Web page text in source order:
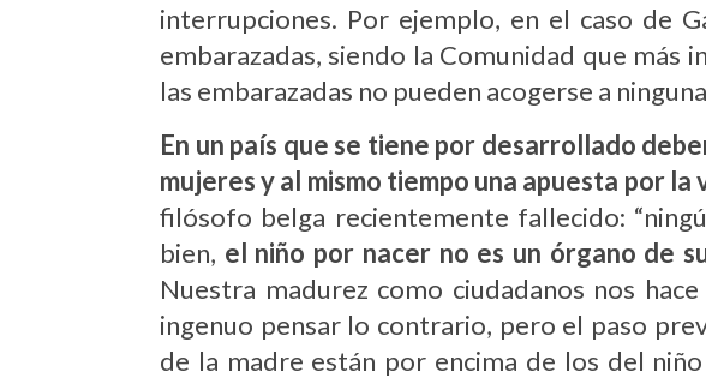
interrupciones. Por ejemplo, en el caso de
embarazadas, siendo la Comunidad que más
las embarazadas no pueden acogerse a
En un país que se tiene por desarrollado
mujeres y al mismo tiempo una apuesta por la
filósofo belga recientemente fallecido:
bien, el niño por nacer no es un órgano de
Nuestra madurez como ciudadanos nos
ingenuo pensar lo contrario, pero el paso
de la madre están por encima de los del